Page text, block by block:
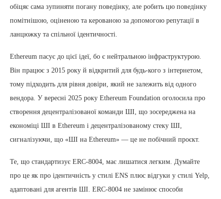
обіцяє сама зупиняти погану поведінку, але робить цю поведінку
помітнішою, оціненою та керованою за допомогою репутації в
ланцюжку та спільної ідентичності.
Ethereum пасує до цієї ідеї, бо є нейтральною інфраструктурою.
Він працює з 2015 року й відкритий для будь-кого з інтернетом,
тому підходить для рівня довіри, який не залежить від одного
вендора. У вересні 2025 року Ethereum Foundation оголосила про
створення децентралізованої команди ШІ, що зосереджена на
економіці ШІ в Ethereum і децентралізованому стеку ШІ,
сигналізуючи, що «ШІ на Ethereum» — це не побічний проєкт.
Те, що стандартизує ERC-8004, має лишатися легким. Думайте
про це як про ідентичність у стилі ENS плюс відгуки у стилі Yelp,
адаптовані для агентів ШІ. ERC-8004 не замінює способи